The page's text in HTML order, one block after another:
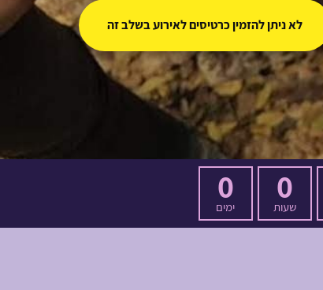
0
שעות
0
ימים
לא ניתן להזמין כרטיסים לאירוע בשלב זה